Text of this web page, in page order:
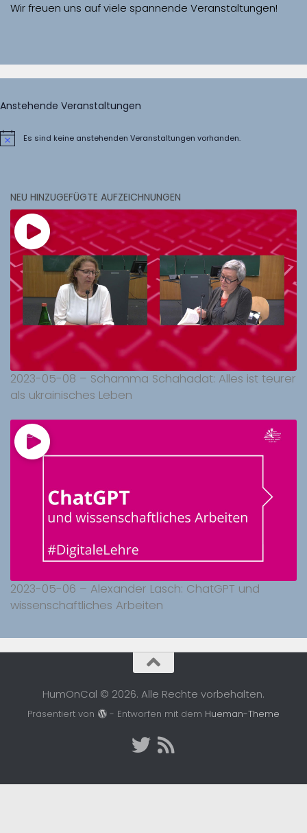
Wir freuen uns auf viele spannende Veranstaltungen!
Anstehende Veranstaltungen
HinweisEs sind keine anstehenden Veranstaltungen vorhanden.
NEU HINZUGEFÜGTE AUFZEICHNUNGEN
2023-05-08 – Schamma Schahadat: Alles ist teurer
als ukrainisches Leben
2023-05-06 – Alexander Lasch: ChatGPT und
wissenschaftliches Arbeiten
HumOnCal © 2026. Alle Rechte vorbehalten.
Präsentiert von - Entworfen mit dem Hueman-Theme